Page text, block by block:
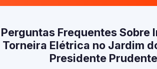
Perguntas Frequentes Sobre
Torneira Elétrica no Jardim
Presidente